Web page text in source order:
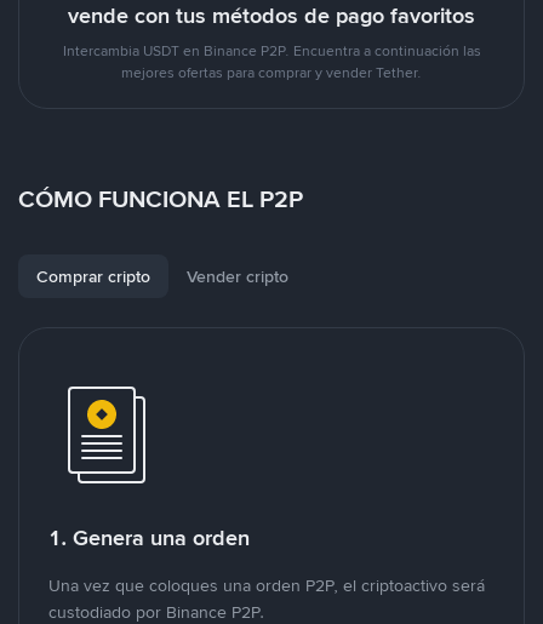
vende con tus métodos de pago favoritos
Intercambia USDT en Binance P2P. Encuentra a continuación las
mejores ofertas para comprar y vender Tether.
CÓMO FUNCIONA EL P2P
Comprar cripto Vender cripto
1. Genera una orden
Una vez que coloques una orden P2P, el criptoactivo será
custodiado por Binance P2P.